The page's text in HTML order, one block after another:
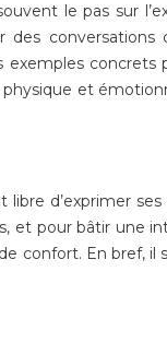
le pas sur
conversations
concrets
et
d’exprimer ses
et pour bâtir une
confort. En bref, il